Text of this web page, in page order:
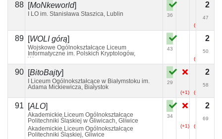
88 [MoNkeworld]
I LO im. Stanisława Staszica, Lublin
36
(+3)
2
47
89 [WOLI górą]
Wojskowe Ogólnokształcące Liceum
Informatyczne im. Polskich Kryptologów,
Warszawa
43
(+13)
2
50
90 [BitoBajty]
I Liceum Ogólnokształcące w Białymstoku im.
Adama Mickiewicza, Białystok
29
(+1)
(+1)
2
58
91 [ALO]
Akademickie Liceum Ogólnokształcące
Politechniki Śląskiej w Gliwicach, Gliwice
Akademickie Liceum Ogólnokształcące
Politechniki Śląskiej, Gliwice
34
(+1)
(+4)
2
69